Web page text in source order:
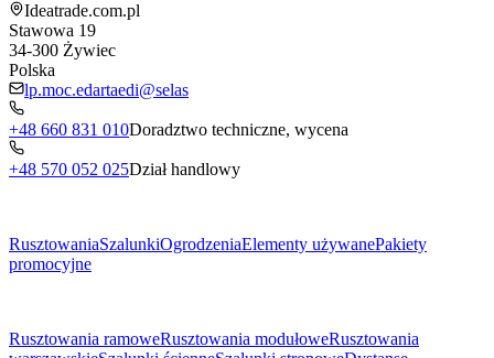
Ideatrade.com.pl
Stawowa 19
34-300 Żywiec
Polska
lp.moc.edartaedi@selas
+48 660 831 010Doradztwo techniczne, wycena
+48 570 052 025Dział handlowy
RusztowaniaSzalunkiOgrodzeniaElementy używanePakiety
promocyjne
Rusztowania ramoweRusztowania modułoweRusztowania